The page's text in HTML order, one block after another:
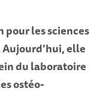
pour les sciences
elle
du laboratoire
ostéo-